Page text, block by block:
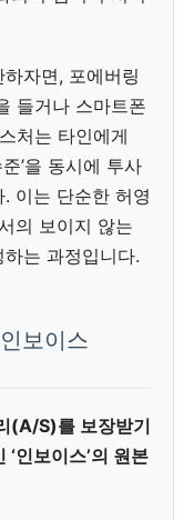
자면, 포에버링
들거나 스마트폰
처는 타인에게
’을 동시에 투사
이는 단순한 허영
의 보이지 않는
는 과정입니다.
보이스
(A/S)를 보장받기
인보이스’의 원본